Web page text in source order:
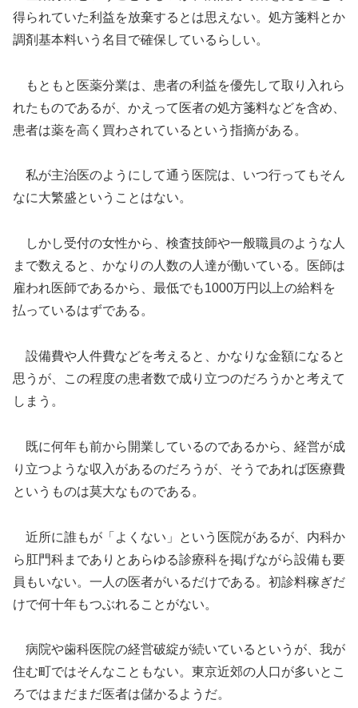
得られていた利益を放棄するとは思えない。処方箋料とか
調剤基本料いう名目で確保しているらしい。
もともと医薬分業は、患者の利益を優先して取り入れら
れたものであるが、かえって医者の処方箋料などを含め、
患者は薬を高く買わされているという指摘がある。
私が主治医のようにして通う医院は、いつ行ってもそん
なに大繁盛ということはない。
しかし受付の女性から、検査技師や一般職員のような人
まで数えると、かなりの人数の人達が働いている。医師は
雇われ医師であるから、最低でも1000万円以上の給料を
払っているはずである。
設備費や人件費などを考えると、かなりな金額になると
思うが、この程度の患者数で成り立つのだろうかと考えて
しまう。
既に何年も前から開業しているのであるから、経営が成
り立つような収入があるのだろうが、そうであれば医療費
というものは莫大なものである。
近所に誰もが「よくない」という医院があるが、内科か
ら肛門科までありとあらゆる診療科を掲げながら設備も要
員もいない。一人の医者がいるだけである。初診料稼ぎだ
けで何十年もつぶれることがない。
病院や歯科医院の経営破綻が続いているというが、我が
住む町ではそんなこともない。東京近郊の人口が多いとこ
ろではまだまだ医者は儲かるようだ。